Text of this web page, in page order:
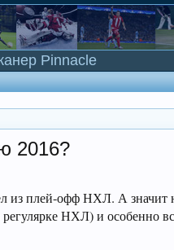
2016?
из плей-офф НХЛ. А
НХЛ) и особенно
Pinnacle